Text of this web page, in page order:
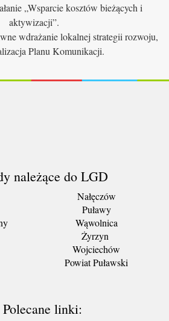
„Wsparcie kosztów bieżących i
aktywizacji”.
wdrażanie lokalnej strategii rozwoju,
Planu Komunikacji.
należące do LGD
Nałęczów
Puławy
Wąwolnica
Żyrzyn
Wojciechów
Powiat Puławski
Polecane linki: